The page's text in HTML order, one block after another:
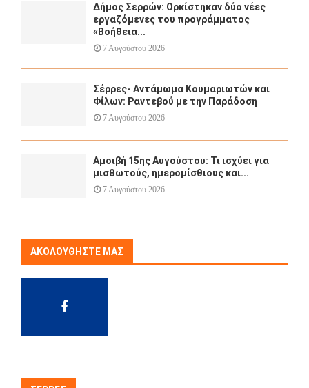
Δήμος Σερρών: Ορκίστηκαν δύο νέες
εργαζόμενες του προγράμματος
«Βοήθεια...
7 Αυγούστου 2026
Σέρρες- Αντάμωμα Κουμαριωτών και
Φίλων: Ραντεβού με την Παράδοση
7 Αυγούστου 2026
Αμοιβή 15ης Αυγούστου: Τι ισχύει για
μισθωτούς, ημερομίσθιους και...
7 Αυγούστου 2026
ΑΚΟΛΟΥΘΉΣΤΕ ΜΑΣ